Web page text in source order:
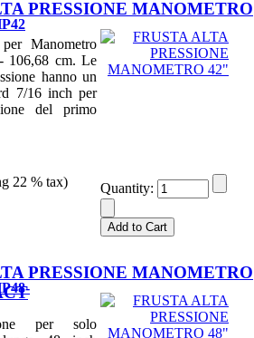
PRESSIONE MANOMETRO
Manometro
106,68 cm. Le
hanno un
7/16 inch per
del primo
22 % tax) Quantity:
PRESSIONE MANOMETRO
per solo